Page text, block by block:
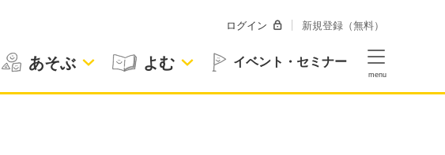
あそぶ よむ イベント・セミナー
ログイン 新規登録（無料）